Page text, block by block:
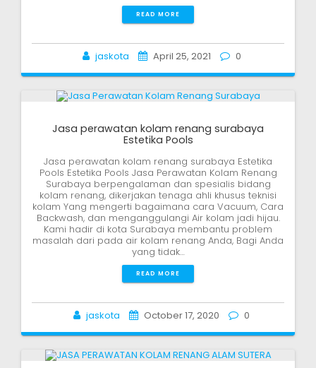
READ MORE
jaskota April 25, 2021 0
Jasa perawatan kolam renang surabaya
Estetika Pools
Jasa perawatan kolam renang surabaya Estetika
Pools Estetika Pools Jasa Perawatan Kolam Renang
Surabaya berpengalaman dan spesialis bidang
kolam renang, dikerjakan tenaga ahli khusus teknisi
kolam Yang mengerti bagaimana cara Vacuum, Cara
Backwash, dan menganggulangi Air kolam jadi hijau.
Kami hadir di kota Surabaya membantu problem
masalah dari pada air kolam renang Anda, Bagi Anda
yang tidak…
READ MORE
jaskota October 17, 2020 0